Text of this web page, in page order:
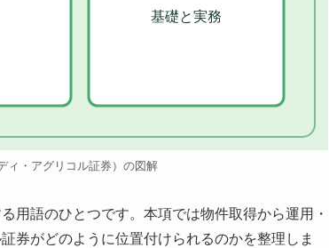
基礎と実務
ィ・アグリコル証券）の図解
用語のひとつです。本項では物件取得から運用・
券がどのように位置付けられるのかを整理しま